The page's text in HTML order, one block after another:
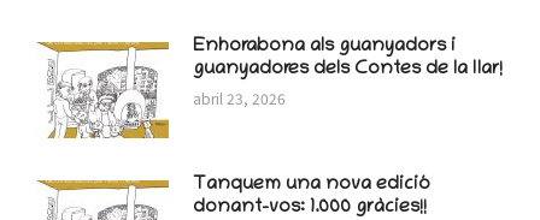
Enhorabona als guanyadors i
guanyadores dels Contes de la llar!
abril 23, 2026
Tanquem una nova edició
donant-vos: 1.000 gràcies!!